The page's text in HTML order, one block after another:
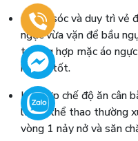
Chăm sóc và duy trì vẻ
ngực vừa vặn để bầu
trường hợp mặc áo
không tốt.
Kết hợp chế độ ăn cân
luyện thể thao thường
vòng 1 nảy nở và săn